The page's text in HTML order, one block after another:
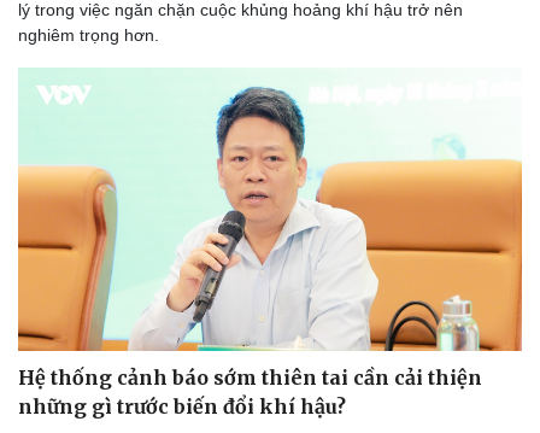
Doanh nghiệp 24h
Doanh nhân
Vì cộng đồng
Công nghệ
Sành điệu
Tin Công nghệ
Trải nghiệm
Chuyển đổi số
lý trong việc ngăn chặn cuộc khủng hoảng khí hậu trở nên
nghiêm trọng hơn.
Hệ thống cảnh báo sớm thiên tai cần cải thiện
những gì trước biến đổi khí hậu?